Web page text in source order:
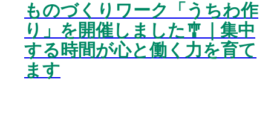
ものづくりワーク「うちわ作
り」を開催しました🎐｜集中
する時間が心と働く力を育て
ます